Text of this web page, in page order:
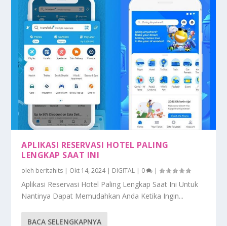
APLIKASI RESERVASI HOTEL PALING
LENGKAP SAAT INI
oleh beritahits | Okt 14, 2024| DIGITAL | 0 |
Aplikasi Reservasi Hotel Paling Lengkap Saat Ini Untuk
Nantinya Dapat Memudahkan Anda Ketika Ingin...
BACA SELENGKAPNYA